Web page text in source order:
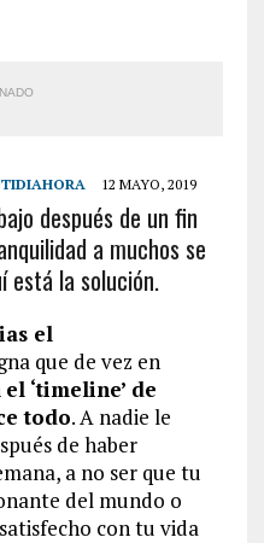
12 MAYO, 2019
después de un fin
a muchos se
está la solución.
el
que de vez en
el ‘timeline’ de
todo. A nadie le
de haber
a no ser que tu
del mundo o
con tu vida